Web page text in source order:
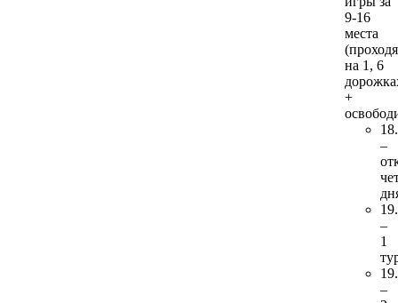
9-16
места
на 1, 6
+
–
–
1
–